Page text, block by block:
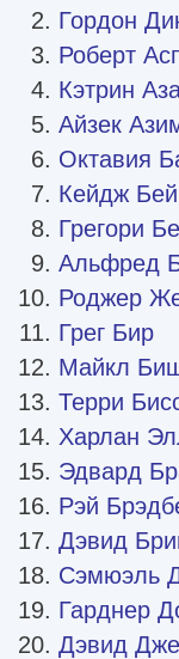
Гордон
Роберт
Кэтрин
Айзек
Октавия
Кейдж
Грегори
Альфред
Роджер
Грег Бир
Майкл
Терри
Харлан
Эдвард
Рэй
Дэвид
Сэмюэль
Гарднер
Дэвид